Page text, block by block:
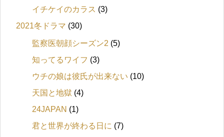
イチケイのカラス (3)
2021冬ドラマ (30)
監察医朝顔シーズン2 (5)
知ってるワイフ (3)
ウチの娘は彼氏が出来ない (10)
天国と地獄 (4)
24JAPAN (1)
君と世界が終わる日に (7)